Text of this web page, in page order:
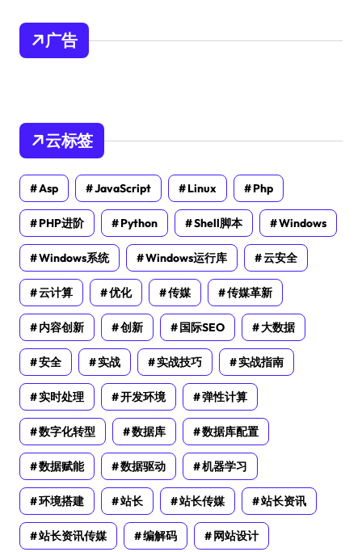
广告
云标签
Asp JavaScript Linux Php
PHP进阶 Python Shell脚本 Windows
Windows系统 Windows运行库 云安全
云计算 优化 传媒 传媒革新
内容创新 创新 国际SEO 大数据
安全 实战 实战技巧 实战指南
实时处理 开发环境 弹性计算
数字化转型 数据库 数据库配置
数据赋能 数据驱动 机器学习
环境搭建 站长 站长传媒 站长资讯
站长资讯传媒 编解码 网站设计